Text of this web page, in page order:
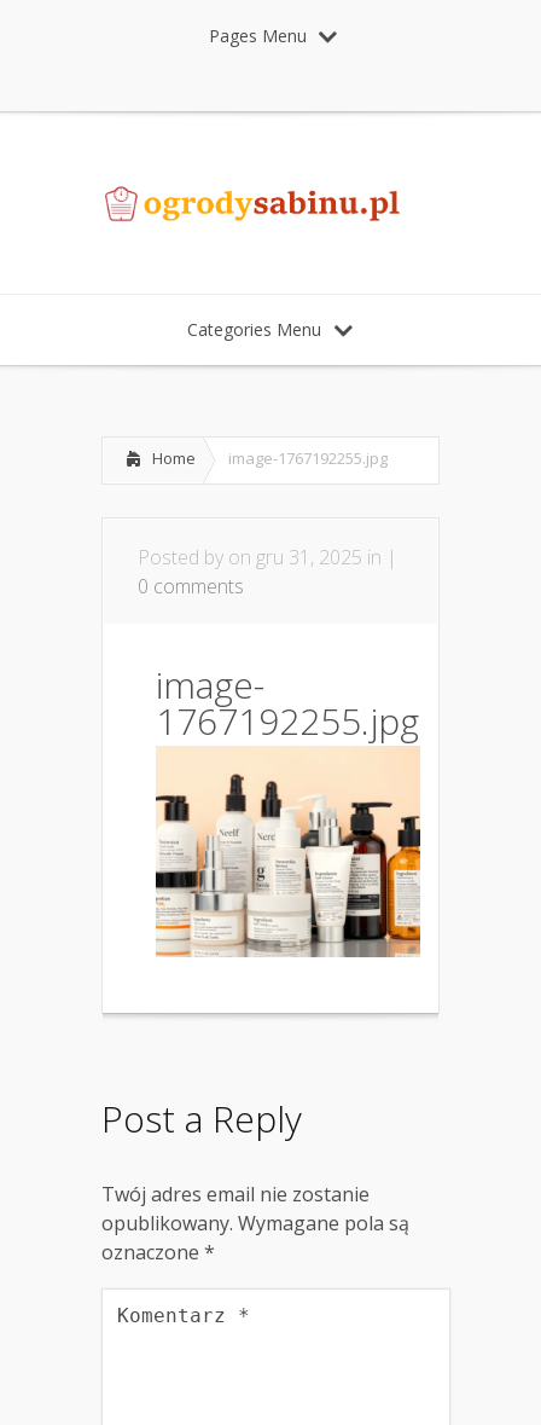
Pages Menu
Categories Menu
Home image-1767192255.jpg
Posted by on gru 31, 2025 in |
0 comments
image-
1767192255.jpg
Post a Reply
Twój adres email nie zostanie
opublikowany. Wymagane pola są
oznaczone *